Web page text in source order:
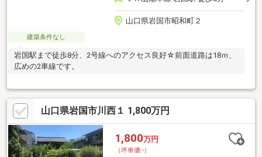
山口県岩国市昭和町２
建築条件なし
岩国駅まで徒歩8分、2号線へのアクセス良好☆前面道路は18ｍ、
広めの2車線です。
山口県岩国市川西１ 1,800万円
1,800万円
（坪単価:-）